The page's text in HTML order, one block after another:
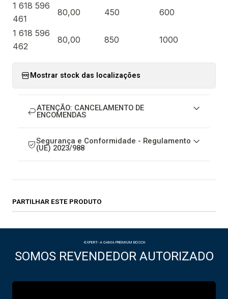
1 618 596
461
80,00 450 600
1 618 596
462
80,00 850 1000
Mostrar stock das localizações
ATENÇÃO: CANCELAMENTO DE
ENCOMENDAS
Segurança e Conformidade - Regulamento
(UE) 2023/988
PARTILHAR ESTE PRODUTO
-EXPERT- A GAMA PREMIUM BOSCH
SOMOS REVENDEDOR AUTORIZADO